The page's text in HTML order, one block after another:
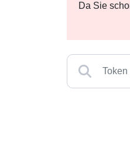
Da Sie